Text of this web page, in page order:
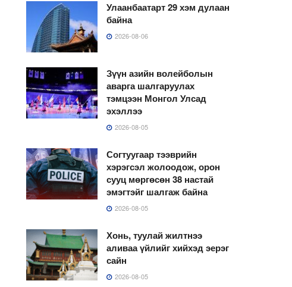
Улаанбаатарт 29 хэм дулаан
байна
2026-08-06
Зүүн азийн волейболын
аварга шалгаруулах
тэмцээн Монгол Улсад
эхэллээ
2026-08-05
Согтуугаар тээврийн
хэрэгсэл жолоодож, орон
сууц мөргөсөн 38 настай
эмэгтэйг шалгаж байна
2026-08-05
Хонь, туулай жилтнээ
аливаа үйлийг хийхэд эерэг
сайн
2026-08-05